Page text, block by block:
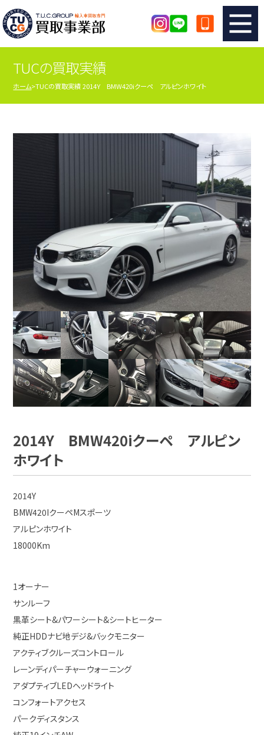
TUCのカンタン査定
査定の注意事項 メーカー別査定フォーム
TUCの買取実績 買取屋さんのスタッフblog
スタッフ紹介
アクセスマップ
TUCの買取実績
ホーム TUCの買取実績 2014Y BMW420iクーペ アルピンホワイト
2014Y BMW420iクーペ アルピン
ホワイト
2014Y
BMW420IクーペMスポーツ
アルピンホワイト
18000Km
1オーナー
サンルーフ
黒革シート&パワーシート&シートヒーター
純正HDDナビ地デジ&バックモニター
アクティブクルーズコントロール
レーンディパーチャーウォーニング
アダプティブLEDヘッドライト
コンフォートアクセス
パークディスタンス